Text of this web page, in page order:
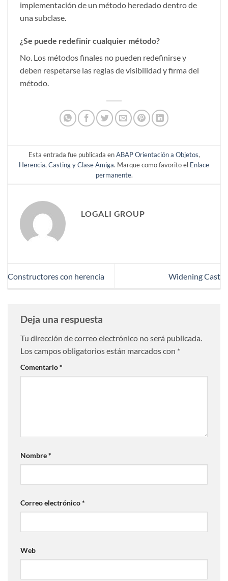
implementación de un método heredado dentro de
una subclase.
¿Se puede redefinir cualquier método?
No. Los métodos finales no pueden redefinirse y
deben respetarse las reglas de visibilidad y firma del
método.
Esta entrada fue publicada enABAP Orientación a Objetos,
Herencia, Casting y Clase Amiga. Marque como favorito el Enlace
permanente.
LOGALI GROUP
Constructores con herencia Widening Cast
Deja una respuesta
Tu dirección de correo electrónico no será publicada.
Los campos obligatorios están marcados con *
Comentario*
Nombre*
Correo electrónico*
Web